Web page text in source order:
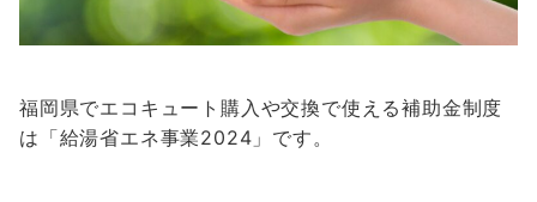
福岡県でエコキュート購入や交換で使える補助金制度
は「給湯省エネ事業2024」です。